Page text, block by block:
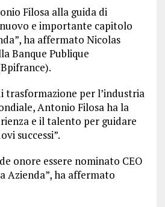
Filosa alla guida di
e importante capitolo
ha affermato Nicolas
Banque Publique
trasformazione per l’industria
Antonio Filosa ha la
e il talento per guidare
successi”.
onore essere nominato CEO
Azienda”, ha affermato